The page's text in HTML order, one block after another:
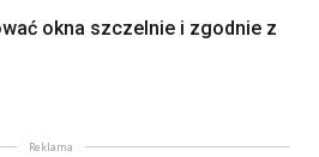
okna szczelnie i zgodnie z
Reklama